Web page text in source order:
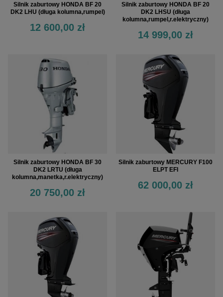
Silnik zaburtowy HONDA BF 20
DK2 LHU (długa kolumna,rumpel)
12 600,00 zł
Silnik zaburtowy HONDA BF 20
DK2 LHSU (długa
kolumna,rumpel,r.elektryczny)
14 999,00 zł
Silnik zaburtowy HONDA BF 30
DK2 LRTU (długa
kolumna,manetka,r.elektryczny)
20 750,00 zł
Silnik zaburtowy MERCURY F100
ELPT EFI
62 000,00 zł